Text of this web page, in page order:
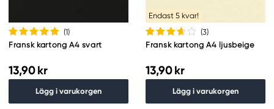
(1)
Fransk kartong A4 svart
13,90 kr
Lägg i varukorgen
Endast 5 kvar!
(3)
Fransk kartong A4 ljusbeige
13,90 kr
Lägg i varukorgen